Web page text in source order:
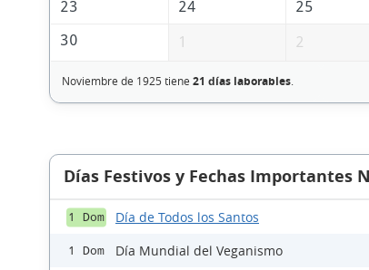
23
24 25
30
1 2
Noviembre de 1925 tiene 21 días laborables.
Días Festivos y Fechas Importantes
1 Dom Día de Todos los Santos
1 Dom Día Mundial del Veganismo